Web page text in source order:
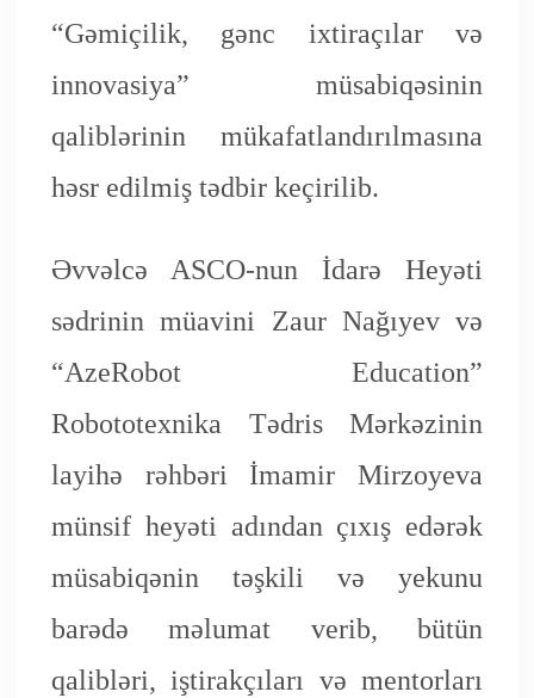
“Gəmiçilik, gənc ixtiraçılar və
innovasiya” müsabiqəsinin
qaliblərinin mükafatlandırılmasına
həsr edilmiş tədbir keçirilib.
Əvvəlcə ASCO-nun İdarə Heyəti
sədrinin müavini Zaur Nağıyev və
“AzeRobot Education”
Robototexnika Tədris Mərkəzinin
layihə rəhbəri İmamir Mirzoyeva
münsif heyəti adından çıxış edərək
müsabiqənin təşkili və yekunu
barədə məlumat verib, bütün
qalibləri, iştirakçıları və mentorları